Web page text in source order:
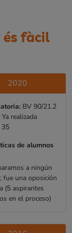
fàcil
2020
BV 90/21.2
Ya realizada
35
de alumnos
a ningún
fue una oposición
(5 aspirantes
en el proceso)